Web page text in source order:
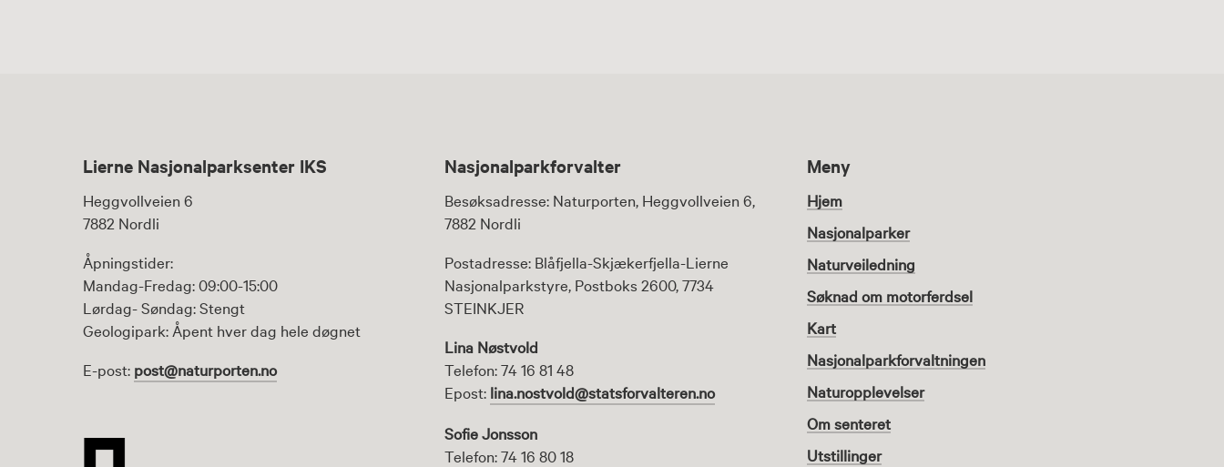
Lierne Nasjonalparksenter IKS
Heggvollveien 6
7882 Nordli
Åpningstider:
Mandag-Fredag: 09:00-15:00
Lørdag- Søndag: Stengt
Geologipark: Åpent hver dag hele døgnet
E-post: post@naturporten.no
Nasjonalparkforvalter
Besøksadresse: Naturporten, Heggvollveien 6,
7882 Nordli
Postadresse: Blåfjella-Skjækerfjella-Lierne
Nasjonalparkstyre, Postboks 2600, 7734
STEINKJER
Lina Nøstvold
Telefon: 74 16 81 48
Epost: lina.nostvold@statsforvalteren.no
Sofie Jonsson
Telefon: 74 16 80 18
Meny
Hjem
Nasjonalparker
Naturveiledning
Søknad om motorferdsel
Kart
Nasjonalparkforvaltningen
Naturopplevelser
Om senteret
Utstillinger